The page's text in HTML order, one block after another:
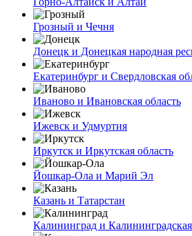
Грозный и Чечня
Донецк и Донецкая народная
Екатеринбург и Свердловская
Иваново и Ивановская область
Ижевск и Удмуртия
Иркутск и Иркутская область
Йошкар-Ола и Марий Эл
Казань и Татарстан
Калининград и Калининградская